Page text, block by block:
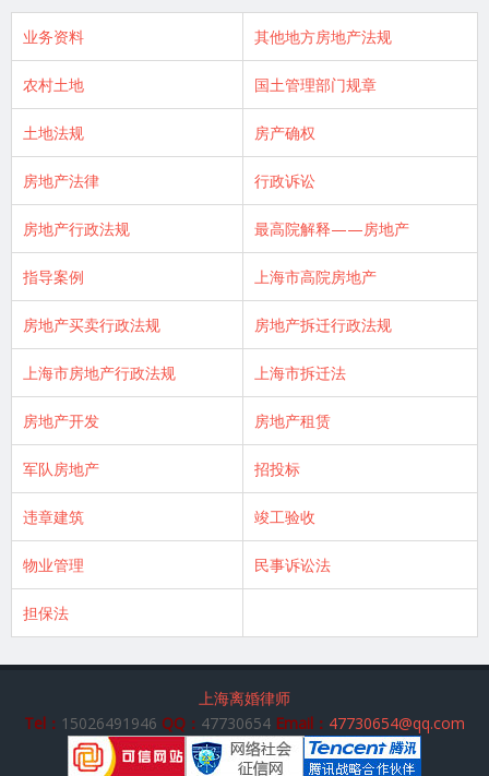
业务资料 其他地方房地产法规
农村土地 国土管理部门规章
土地法规 房产确权
房地产法律 行政诉讼
房地产行政法规 最高院解释——房地产
指导案例 上海市高院房地产
房地产买卖行政法规 房地产拆迁行政法规
上海市房地产行政法规 上海市拆迁法
房地产开发 房地产租赁
军队房地产 招投标
违章建筑 竣工验收
物业管理 民事诉讼法
担保法
上海离婚律师
Tel： 15026491946 QQ： 47730654 Email： 47730654@qq.com